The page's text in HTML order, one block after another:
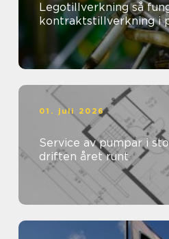
Legotillverkning så fungerar modern
kontraktstillverkning i
01. juli 2026
Service av pumpar i
driften året runt